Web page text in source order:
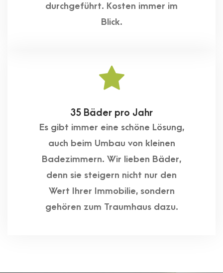
durchgeführt. Kosten immer im
Blick.
35 Bäder pro Jahr
Es gibt immer eine schöne Lösung,
auch beim Umbau von kleinen
Badezimmern. Wir lieben Bäder,
denn sie steigern nicht nur den
Wert Ihrer Immobilie, sondern
gehören zum Traumhaus dazu.